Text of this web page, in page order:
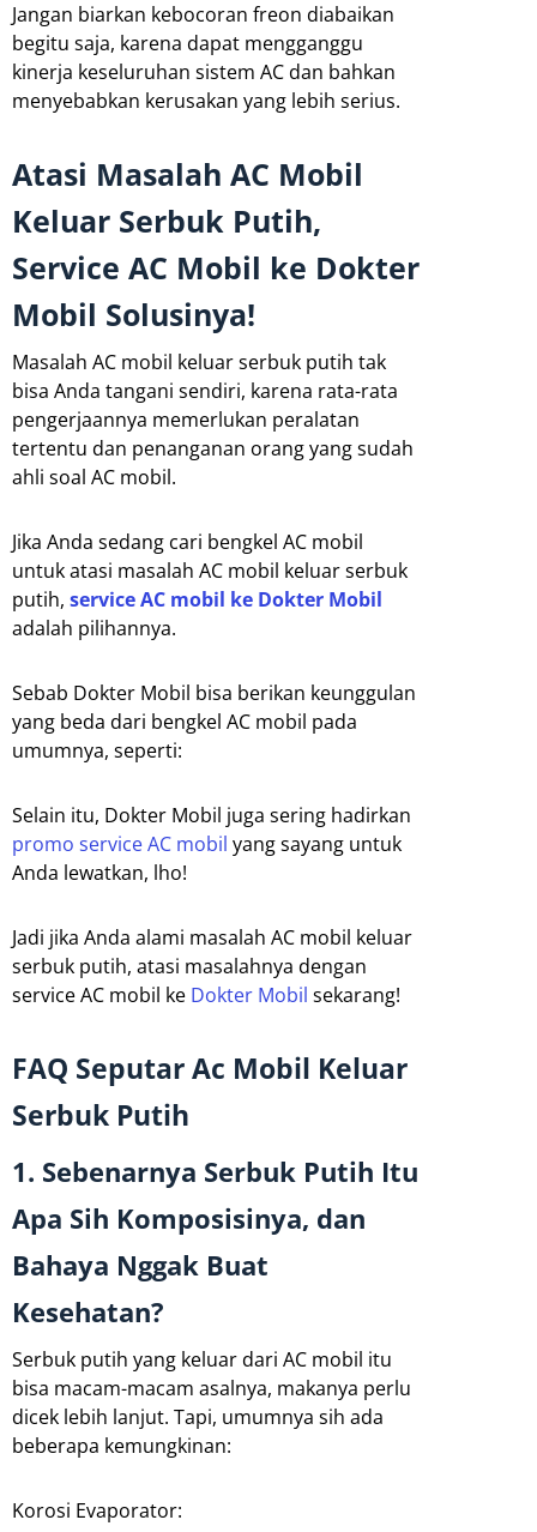
Jangan biarkan kebocoran freon diabaikan
begitu saja, karena dapat mengganggu
kinerja keseluruhan sistem AC dan bahkan
menyebabkan kerusakan yang lebih serius.
Atasi Masalah AC Mobil
Keluar Serbuk Putih,
Service AC Mobil ke Dokter
Mobil Solusinya!
Masalah AC mobil keluar serbuk putih tak
bisa Anda tangani sendiri, karena rata-rata
pengerjaannya memerlukan peralatan
tertentu dan penanganan orang yang sudah
ahli soal AC mobil.
Jika Anda sedang cari bengkel AC mobil
untuk atasi masalah AC mobil keluar serbuk
putih, service AC mobil ke Dokter Mobil
adalah pilihannya.
Sebab Dokter Mobil bisa berikan keunggulan
yang beda dari bengkel AC mobil pada
umumnya, seperti:
Selain itu, Dokter Mobil juga sering hadirkan
promo service AC mobil yang sayang untuk
Anda lewatkan, lho!
Jadi jika Anda alami masalah AC mobil keluar
serbuk putih, atasi masalahnya dengan
service AC mobil ke Dokter Mobil sekarang!
FAQ Seputar Ac Mobil Keluar
Serbuk Putih
1. Sebenarnya Serbuk Putih Itu
Apa Sih Komposisinya, dan
Bahaya Nggak Buat
Kesehatan?
Serbuk putih yang keluar dari AC mobil itu
bisa macam-macam asalnya, makanya perlu
dicek lebih lanjut. Tapi, umumnya sih ada
beberapa kemungkinan:
Korosi Evaporator: